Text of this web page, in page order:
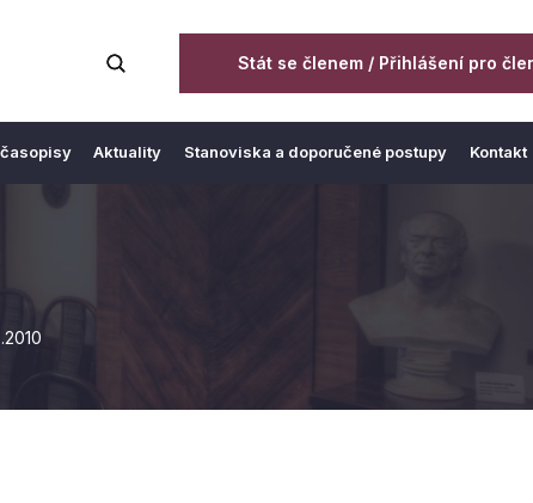
Aktuality Stanoviska a doporučené postupy Kontakt
Stát se členem / Přihlášení pro